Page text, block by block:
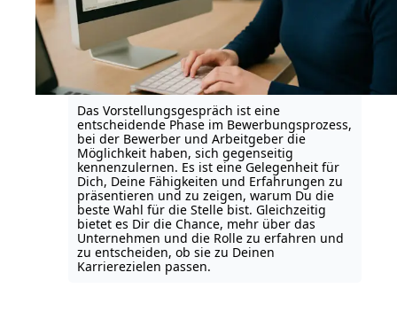
Das Vorstellungsgespräch ist eine
entscheidende Phase im Bewerbungsprozess,
bei der Bewerber und Arbeitgeber die
Möglichkeit haben, sich gegenseitig
kennenzulernen. Es ist eine Gelegenheit für
Dich, Deine Fähigkeiten und Erfahrungen zu
präsentieren und zu zeigen, warum Du die
beste Wahl für die Stelle bist. Gleichzeitig
bietet es Dir die Chance, mehr über das
Unternehmen und die Rolle zu erfahren und
zu entscheiden, ob sie zu Deinen
Karrierezielen passen.